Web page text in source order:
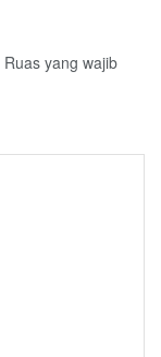
Ruas yang wajib